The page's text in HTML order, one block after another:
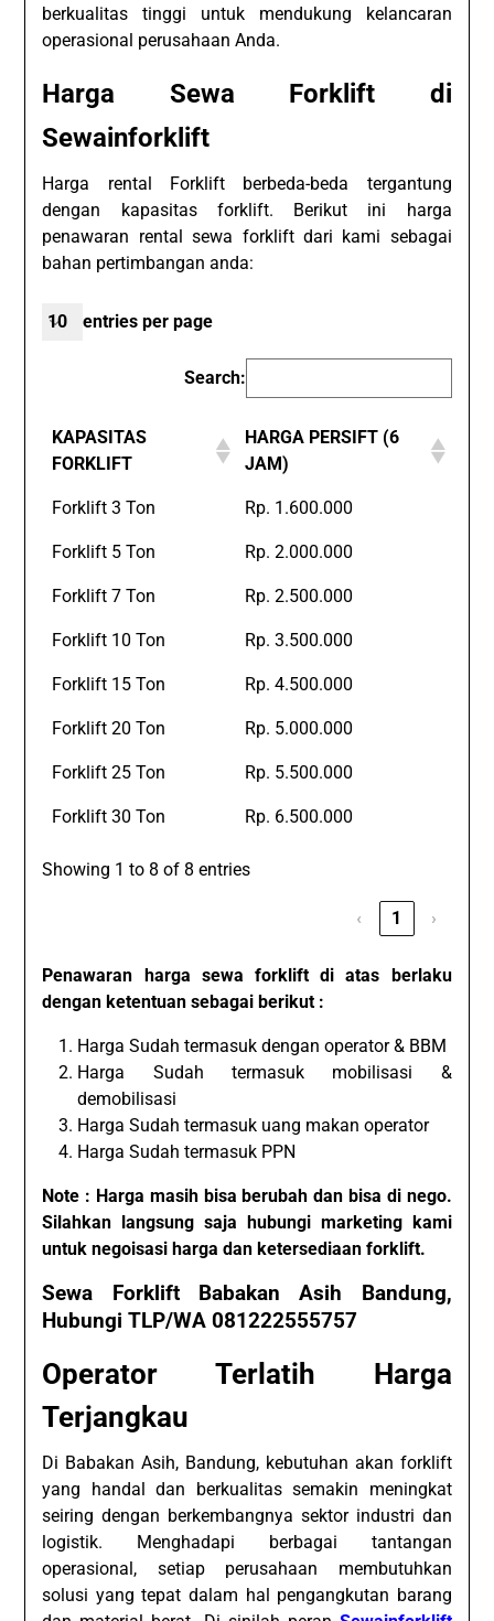
berkualitas tinggi untuk mendukung kelancaran
operasional perusahaan Anda.
Harga Sewa Forklift di
Sewainforklift
Harga rental Forklift berbeda-beda tergantung
dengan kapasitas forklift. Berikut ini harga
penawaran rental sewa forklift dari kami sebagai
bahan pertimbangan anda:
entries per page
Search:
KAPASITAS
FORKLIFT
HARGA PERSIFT (6
JAM)
Forklift 3 Ton Rp. 1.600.000
Forklift 5 Ton Rp. 2.000.000
Forklift 7 Ton Rp. 2.500.000
Forklift 10 Ton Rp. 3.500.000
Forklift 15 Ton Rp. 4.500.000
Forklift 20 Ton Rp. 5.000.000
Forklift 25 Ton Rp. 5.500.000
Forklift 30 Ton Rp. 6.500.000
Showing 1 to 8 of 8 entries
‹ 1 ›
Penawaran harga sewa forklift di atas berlaku
dengan ketentuan sebagai berikut :
Harga Sudah termasuk dengan operator & BBM
Harga Sudah termasuk mobilisasi &
demobilisasi
Harga Sudah termasuk uang makan operator
Harga Sudah termasuk PPN
Note : Harga masih bisa berubah dan bisa di nego.
Silahkan langsung saja hubungi marketing kami
untuk negoisasi harga dan ketersediaan forklift.
Sewa Forklift Babakan Asih Bandung,
Hubungi TLP/WA 081222555757
Operator Terlatih Harga
Terjangkau
Di Babakan Asih, Bandung, kebutuhan akan forklift
yang handal dan berkualitas semakin meningkat
seiring dengan berkembangnya sektor industri dan
logistik. Menghadapi berbagai tantangan
operasional, setiap perusahaan membutuhkan
solusi yang tepat dalam hal pengangkutan barang